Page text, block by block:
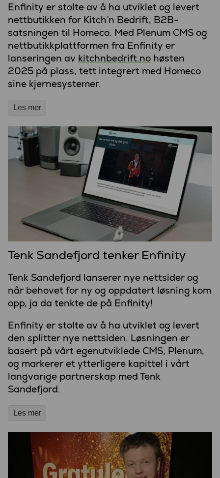
Enfinity er stolte av å ha utviklet og levert
nettbutikken for Kitch’n Bedrift, B2B-
satsningen til Homeco. Med Plenum CMS og
nettbutikkplattformen fra Enfinity er
lanseringen av kitchnbedrift.no høsten
2025 på plass, tett integrert med Homeco
sine kjernesystemer.
Les mer
Tenk Sandefjord tenker Enfinity
Tenk Sandefjord lanserer nye nettsider og
når behovet for ny og oppdatert løsning kom
opp, ja da tenkte de på Enfinity!
Enfinity er stolte av å ha utviklet og levert
den splitter nye nettsiden. Løsningen er
basert på vårt egenutviklede CMS, Plenum,
og markerer et ytterligere kapittel i vårt
langvarige partnerskap med Tenk
Sandefjord.
Les mer